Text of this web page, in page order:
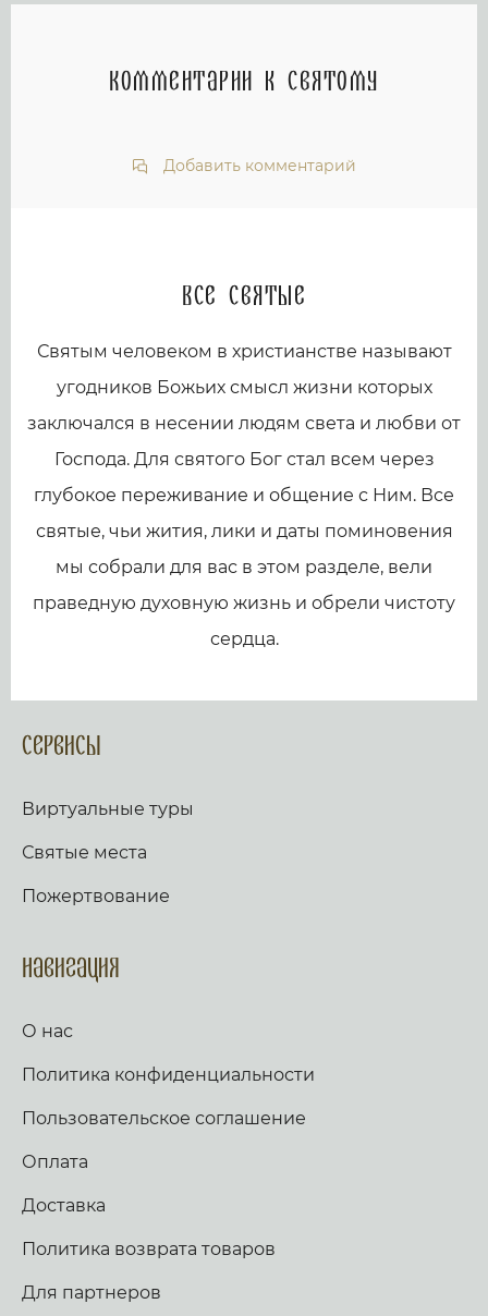
Комментарии к святому
Добавить комментарий
Все святые
Святым человеком в христианстве называют
угодников Божьих смысл жизни которых
заключался в несении людям света и любви от
Господа. Для святого Бог стал всем через
глубокое переживание и общение с Ним. Все
святые, чьи жития, лики и даты поминовения
мы собрали для вас в этом разделе, вели
праведную духовную жизнь и обрели чистоту
сердца.
Сервисы
Виртуальные туры
Святые места
Пожертвование
Навигация
О нас
Политика конфиденциальности
Пользовательское соглашение
Оплата
Доставка
Политика возврата товаров
Для партнеров